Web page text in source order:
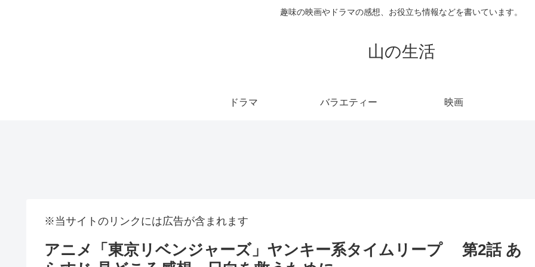
趣味の映画やドラマの感想、お役立ち情報などを書いています。
山の生活
ドラマ バラエティー 映画
※当サイトのリンクには広告が含まれます
アニメ「東京リベンジャーズ」ヤンキー系タイムリープ 第2話 あ